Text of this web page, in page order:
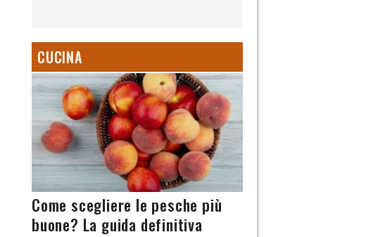
CUCINA
Come scegliere le pesche più
buone? La guida definitiva